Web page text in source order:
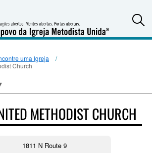
uma Igreja
Church
METHODIST CHURCH
1811 N Route 9